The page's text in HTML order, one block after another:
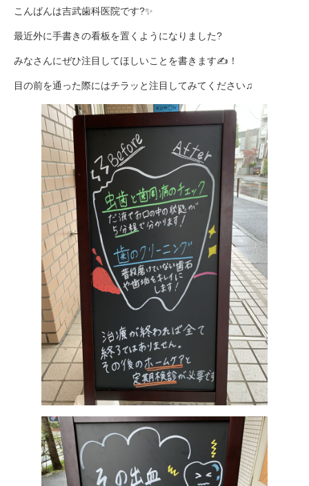
こんばんは吉武歯科医院です?✨
最近外に手書きの看板を置くようになりました?
みなさんにぜひ注目してほしいことを書きます✍️！
目の前を通った際にはチラッと注目してみてください♫